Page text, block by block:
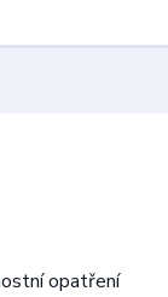
opatření